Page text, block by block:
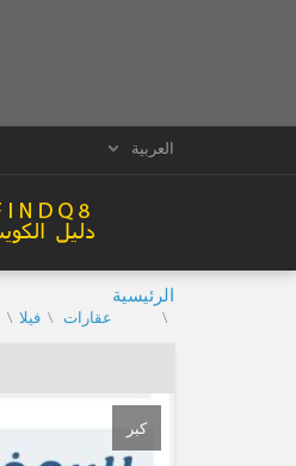
العربية
الرئيسية
عقارات فيلا
كبر